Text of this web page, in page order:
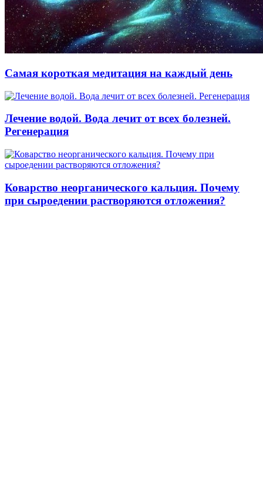
Самая короткая медитация на каждый день
Лечение водой. Вода лечит от всех болезней.
Регенерация
Коварство неорганического кальция. Почему
при сыроедении растворяются отложения?